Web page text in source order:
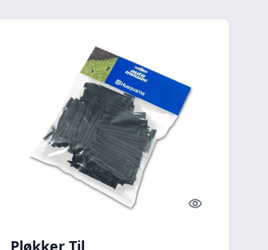
Quick look
Pløkker Til